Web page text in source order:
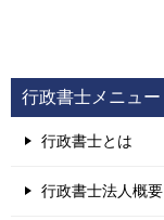
行政書士メニュー
行政書士とは
行政書士法人概要